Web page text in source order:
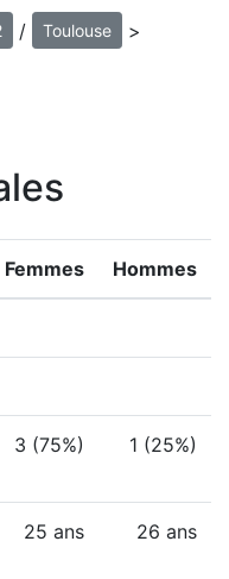
/ Toulouse >
Femmes Hommes
3 (75%) 1 (25%)
25 ans 26 ans